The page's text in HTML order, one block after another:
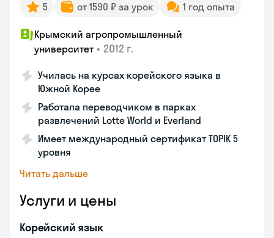
5 от 1590 ₽ за урок 1 год опыта
Крымский агропромышленный
университет • 2012 г.
Училась на курсах корейского языка в
Южной Корее
Работала переводчиком в парках
развлечений Lotte World и Everland
Имеет международный сертификат TOPIK 5
уровня
Читать дальше
Услуги и цены
Корейский язык